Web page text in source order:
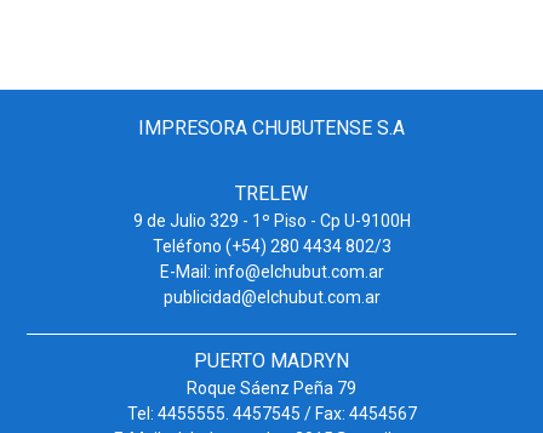
IMPRESORA CHUBUTENSE S.A
TRELEW
9 de Julio 329 - 1º Piso - Cp U-9100H
Teléfono (+54) 280 4434 802/3
E-Mail: info@elchubut.com.ar
publicidad@elchubut.com.ar
PUERTO MADRYN
Roque Sáenz Peña 79
Tel: 4455555. 4457545 / Fax: 4454567